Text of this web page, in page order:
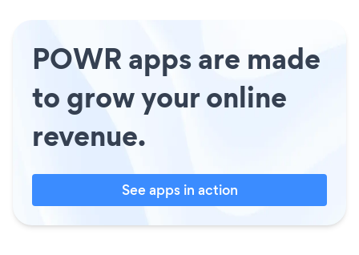
POWR apps are made
to grow your online
revenue.
See apps in action